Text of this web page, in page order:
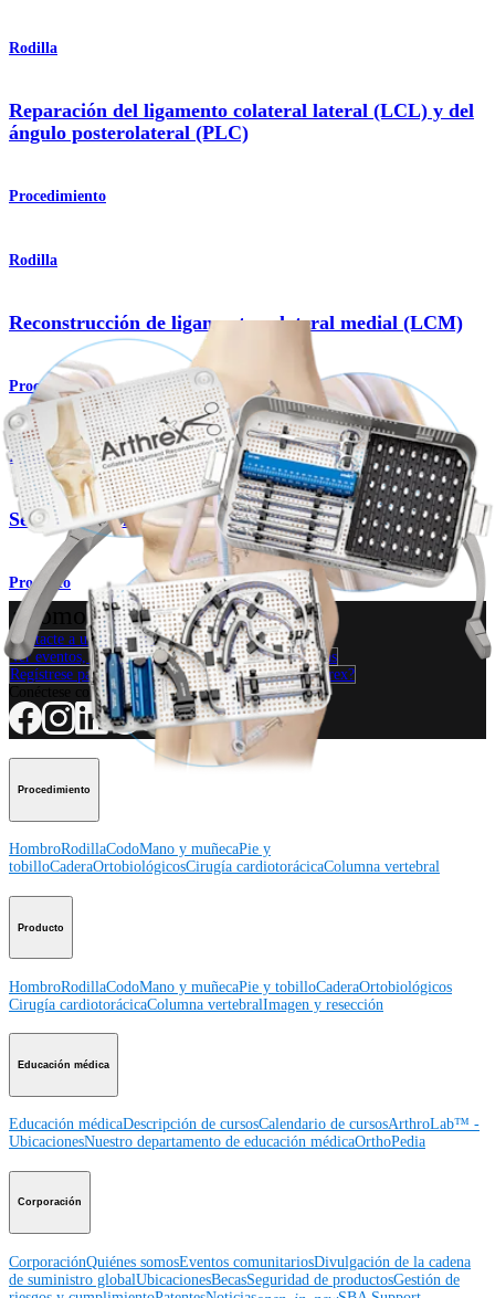
Rodilla
Reparación del ligamento colateral lateral (LCL) y del
ángulo posterolateral (PLC)
Procedimiento
Rodilla
Reconstrucción de ligamento colateral medial (LCM)
Procedimiento
Rodilla
Set para reconstrucción del ligamento colateral
Producto
¿Cómo podemos ayudarlo?
Contacte a un representante
Ver eventos, laboratorios y oportunidades educativas
Regístrese para recibir: ¿Qué hay de nuevo en Arthrex?
Conéctese con nosotros
Procedimiento
HombroRodillaCodoMano y muñecaPie y
tobilloCaderaOrtobiológicosCirugía cardiotorácicaColumna vertebral
Producto
HombroRodillaCodoMano y muñecaPie y tobilloCaderaOrtobiológicos
Cirugía cardiotorácicaColumna vertebralImagen y resección
Educación médica
Educación médicaDescripción de cursosCalendario de cursosArthroLab™ -
UbicacionesNuestro departamento de educación médicaOrthoPedia
Corporación
CorporaciónQuiénes somosEventos comunitariosDivulgación de la cadena
de suministro globalUbicacionesBecasSeguridad de productosGestión de